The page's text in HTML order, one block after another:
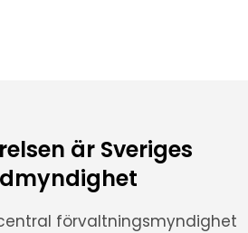
är Sveriges
förvaltningsmyndighet